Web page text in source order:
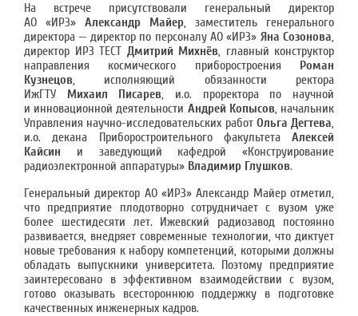
На встрече присутствовали генеральный директор
АО «ИРЗ» Александр Майер, заместитель генерального
директора — директор по персоналу АО «ИРЗ» Яна Созонова,
директор ИРЗ ТЕСТ Дмитрий Михнёв, главный конструктор
направления космического приборостроения Роман
Кузнецов, исполняющий обязанности ректора
ИжГТУ Михаил Писарев, и.о. проректора по научной
и инновационной деятельности Андрей Копысов, начальник
Управления научно-исследовательских работ Ольга Дегтева,
и.о. декана Приборостроительного факультета Алексей
Кайсин и заведующий кафедрой «Конструирование
радиоэлектронной аппаратуры» Владимир Глушков.
Генеральный директор АО «ИРЗ» Александр Майер отметил,
что предприятие плодотворно сотрудничает с вузом уже
более шестидесяти лет. Ижевский радиозавод постоянно
развивается, внедряет современные технологии, что диктует
новые требования к набору компетенций, которыми должны
обладать выпускники университета. Поэтому предприятие
заинтересовано в эффективном взаимодействии с вузом,
готово оказывать всестороннюю поддержку в подготовке
качественных инженерных кадров.